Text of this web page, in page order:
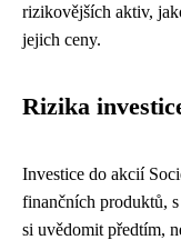
rizikovějších aktiv,
jejich ceny.
Rizika
Investice do akcií
finančních produktů,
si uvědomit předtím,